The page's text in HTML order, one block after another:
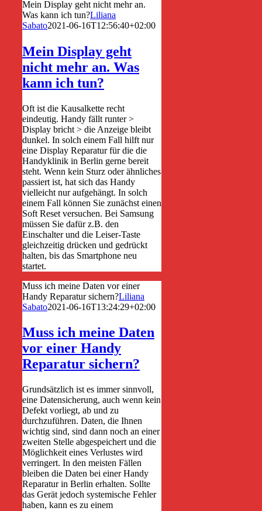
Mein Display geht nicht mehr an.
Was kann ich tun?Liliana
Sabato2021-06-16T12:56:40+02:00
Mein Display geht
nicht mehr an. Was
kann ich tun?
Oft ist die Kausalkette recht
eindeutig. Handy fällt runter >
Display bricht > die Anzeige bleibt
dunkel. In solch einem Fall hilft nur
eine Display Reparatur für die die
Handyklinik in Berlin gerne bereit
steht. Wenn kein Sturz oder ähnliches
passiert ist, hat sich das Handy
vielleicht nur aufgehängt. In solch
einem Fall können Sie zunächst einen
Soft Reset versuchen. Bei Samsung
müssen Sie dafür z.B. den
Einschalter und die Leiser-Taste
gleichzeitig drücken und gedrückt
halten, bis das Smartphone neu
startet.
Muss ich meine Daten vor einer
Handy Reparatur sichern?Liliana
Sabato2021-06-16T13:24:29+02:00
Muss ich meine Daten
vor einer Handy
Reparatur sichern?
Grundsätzlich ist es immer sinnvoll,
eine Datensicherung, auch wenn kein
Defekt vorliegt, ab und zu
durchzuführen. Daten, die Ihnen
wichtig sind, sind dann noch an einer
zweiten Stelle abgespeichert und die
Möglichkeit eines Verlustes wird
verringert. In den meisten Fällen
bleiben die Daten bei einer Handy
Reparatur in Berlin erhalten. Sollte
das Gerät jedoch systemische Fehler
haben, kann es zu einem